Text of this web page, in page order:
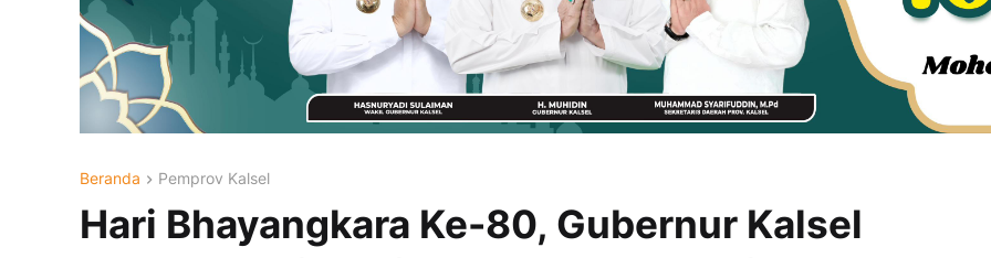
Beranda Pemprov Kalsel
Hari Bhayangkara Ke-80, Gubernur Kalsel